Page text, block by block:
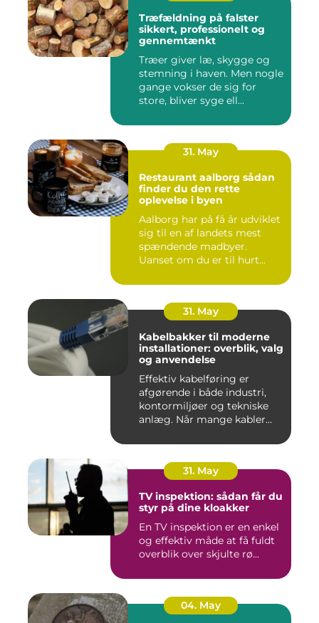
Træfældning på falster
sikkert, professionelt og
gennemtænkt
Træer giver læ, skygge og
stemning i haven. Men nogle
gange vokser de sig for
store, bliver syge ell...
31. May
Restaurant aalborg sådan
finder du den rette
oplevelse i byen
Aalborg har på få år udviklet
sig til en af landets mest
spændende madbyer.
Uanset om du er til hurt...
31. May
Kabelbakker til moderne
installationer: overblik, valg
og anvendelse
Effektiv kabelføring er
afgørende i både industri,
kontormiljøer og tekniske
anlæg. Når mange kabler...
31. May
TV inspektion: sådan får du
styr på dine kloakker
En TV inspektion er en enkel
og effektiv måde at få fuldt
overblik over skjulte rø...
04. May